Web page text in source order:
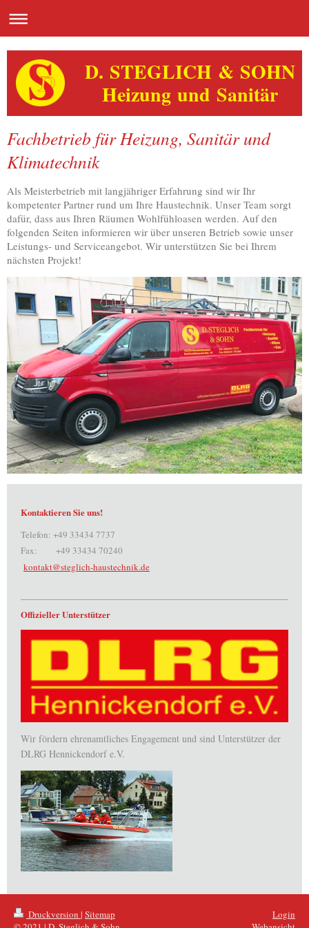
D. STEGLICH & SOHN
Heizung und Sanitär
Fachbetrieb für Heizung, Sanitär und
Klimatechnik
Als Meisterbetrieb mit langjähriger Erfahrung sind wir Ihr
kompetenter Partner rund um Ihre Haustechnik. Unser Team sorgt
dafür, dass aus Ihren Räumen Wohlfühloasen werden. Auf den
folgenden Seiten informieren wir über unseren Betrieb sowie unser
Leistungs- und Serviceangebot. Wir unterstützen Sie bei Ihrem
nächsten Projekt!
Kontaktieren Sie uns!
Telefon: +49 33434 7737
Fax: +49 33434 70240
kontakt@steglich-haustechnik.de
Offizieller Unterstützer
Wir fördern ehrenamtliches Engagement und sind Unterstützer der
DLRG Hennickendorf e.V.
Druckversion | Sitemap
Login